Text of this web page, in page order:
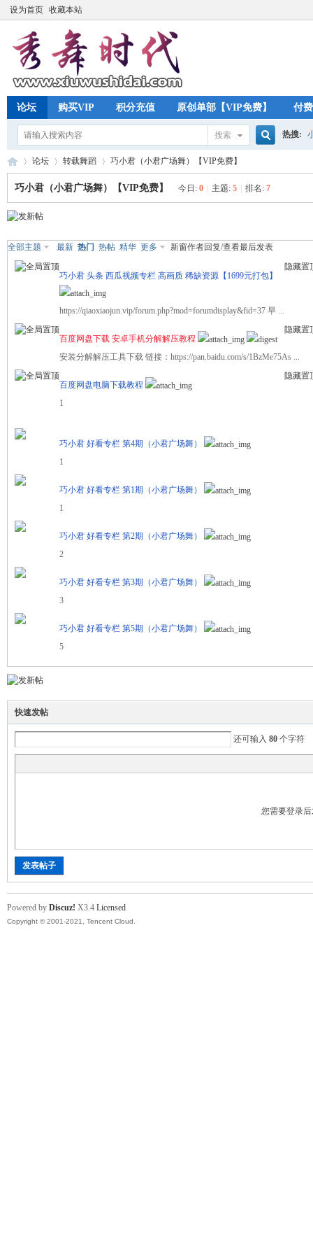
设为首页 收藏本站
论坛 购买VIP 积分充值 原创单部【VIP免费】 付
搜索 热搜:
秀 »
论坛 转载舞蹈 巧小君（小君广场舞）【VIP免费】
巧小君（小君广场舞）【VIP免费】 今日: 0 主题: 5 排名: 7
新窗
全部主题 最新 热门 热帖 精华 更多 作者回复/查看最后发表
隐藏置
巧小君 头条 西瓜视频专栏 高画质 稀缺资源【1699元打包】
https://qiaoxiaojun.vip/forum.php?mod=forumdisplay&fid=37 早 ...
隐藏置
百度网盘下载 安卓手机分解解压教程
安装分解解压工具下载 链接：https://pan.baidu.com/s/1BzMe75As ...
隐藏置
百度网盘电脑下载教程
1
巧小君 好看专栏 第4期（小君广场舞）
1
巧小君 好看专栏 第1期（小君广场舞）
1
巧小君 好看专栏 第2期（小君广场舞）
2
巧小君 好看专栏 第3期（小君广场舞）
3
巧小君 好看专栏 第5期（小君广场舞）
5
快速发帖
还可输入 80 个字符
您需要登录
发表帖子
Powered by Discuz! X3.4 Licensed
Copyright © 2001-2021, Tencent Cloud.